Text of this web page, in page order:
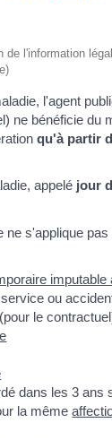
de l'information
l'agent
ne bénéficie du
qu'à partir
appelé jour
ne s'applique
imputable
ou
le
dans les 3 ans
la même